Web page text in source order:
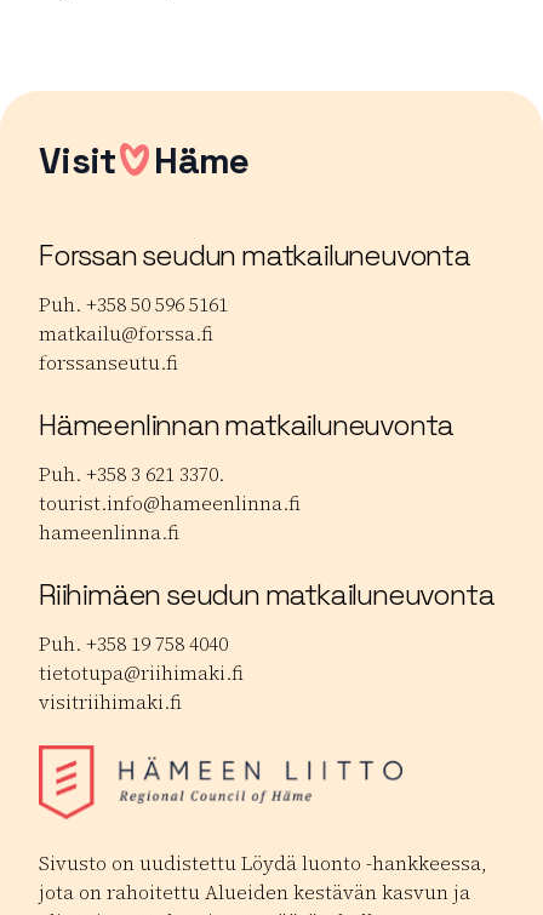
Visit Häme
Forssan seudun matkailuneuvonta
Puh. +358 50 596 5161
matkailu@forssa.fi
forssanseutu.fi
Hämeenlinnan matkailuneuvonta
Puh. +358 3 621 3370.
tourist.info@hameenlinna.fi
hameenlinna.fi
Riihimäen seudun matkailuneuvonta
Puh. +358 19 758 4040
tietotupa@riihimaki.fi
visitriihimaki.fi
Sivusto on uudistettu Löydä luonto -hankkeessa,
jota on rahoitettu Alueiden kestävän kasvun ja